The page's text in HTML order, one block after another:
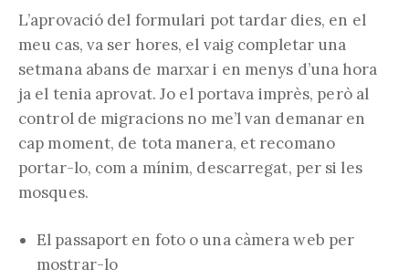
L’aprovació del formulari pot tardar dies, en el
meu cas, va ser hores, el vaig completar una
setmana abans de marxar i en menys d’una hora
ja el tenia aprovat. Jo el portava imprès, però al
control de migracions no me’l van demanar en
cap moment, de tota manera, et recomano
portar-lo, com a mínim, descarregat, per si les
mosques.
El passaport en foto o una càmera web per
mostrar-lo